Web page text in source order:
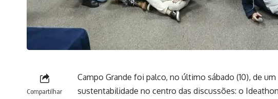
Compartilhar
Campo Grande foi palco, no último sábado (10), de
sustentabilidade no centro das discussões: o